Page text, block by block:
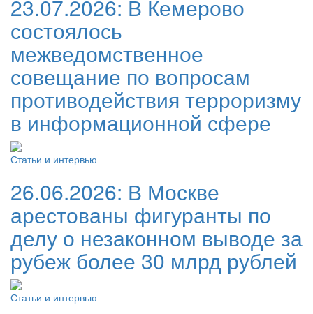
23.07.2026: В Кемерово
состоялось
межведомственное
совещание по вопросам
противодействия терроризму
в информационной сфере
Статьи и интервью
26.06.2026: В Москве
арестованы фигуранты по
делу о незаконном выводе за
рубеж более 30 млрд рублей
Статьи и интервью